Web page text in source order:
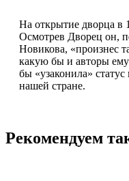
На открытие дворца в
Осмотрев Дворец он,
Новикова, «произнес
какую бы и авторы
бы «узаконила»
нашей стране.
Рекомендуем